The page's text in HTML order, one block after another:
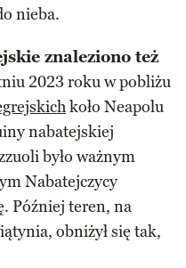
nieba.
znaleziono też
2023 roku w pobliżu
koło Neapolu
nabatejskiej
było ważnym
Nabatejczycy
Później teren, na
obniżył się tak,